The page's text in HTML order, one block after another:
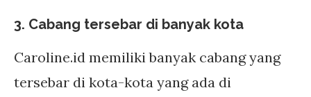
3. Cabang tersebar di banyak kota
Caroline.id memiliki banyak cabang yang
tersebar di kota-kota yang ada di